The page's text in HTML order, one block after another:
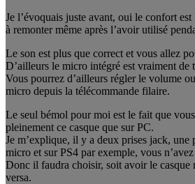
Je l’évoquais juste avant, oui le confort est
à remonter même après l’avoir utilisé
Le son est plus que correct et vous allez
D’ailleurs le micro intégré est vraiment de
Vous pourrez d’ailleurs régler le volume
micro depuis la télécommande filaire.
Le seul bémol pour moi est le fait que
pleinement ce casque que sur PC.
Je m’explique, il y a deux prises jack, une
micro et sur PS4 par exemple, vous
Donc il faudra choisir, soit avoir le casque
versa.